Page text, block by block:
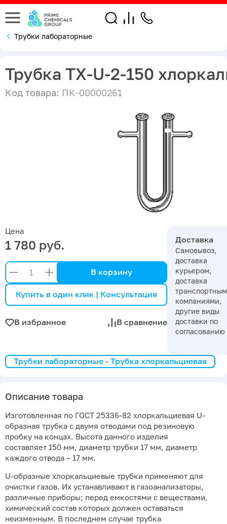
Трубки лабораторные
Трубка ТХ-U-2-150
Код товара: ПК-00000261
Цена
1 780 руб.
В корзину
Купить в один клик | Консультация
В избранное В сравнение
Доставка
Самовывоз,
доставка
курьером,
доставка
компаниями,
другие виды
доставки по
согласованию
Трубки лабораторные - Трубка хлоркальциевая
Описание товара
Изготовленная по ГОСТ 25336-82 хлоркальциевая U-
образная трубка с двумя отводами под резиновую
пробку на концах. Высота данного изделия
составляет 150 мм, диаметр трубки 17 мм, диаметр
каждого отвода – 17 мм.
U-образные хлоркальциевые трубки применяют для
очистки газов. Их устанавливают в газоанализаторы,
различные приборы; перед емкостями с веществами,
химический состав которых должен оставаться
неизменным. В последнем случае трубка